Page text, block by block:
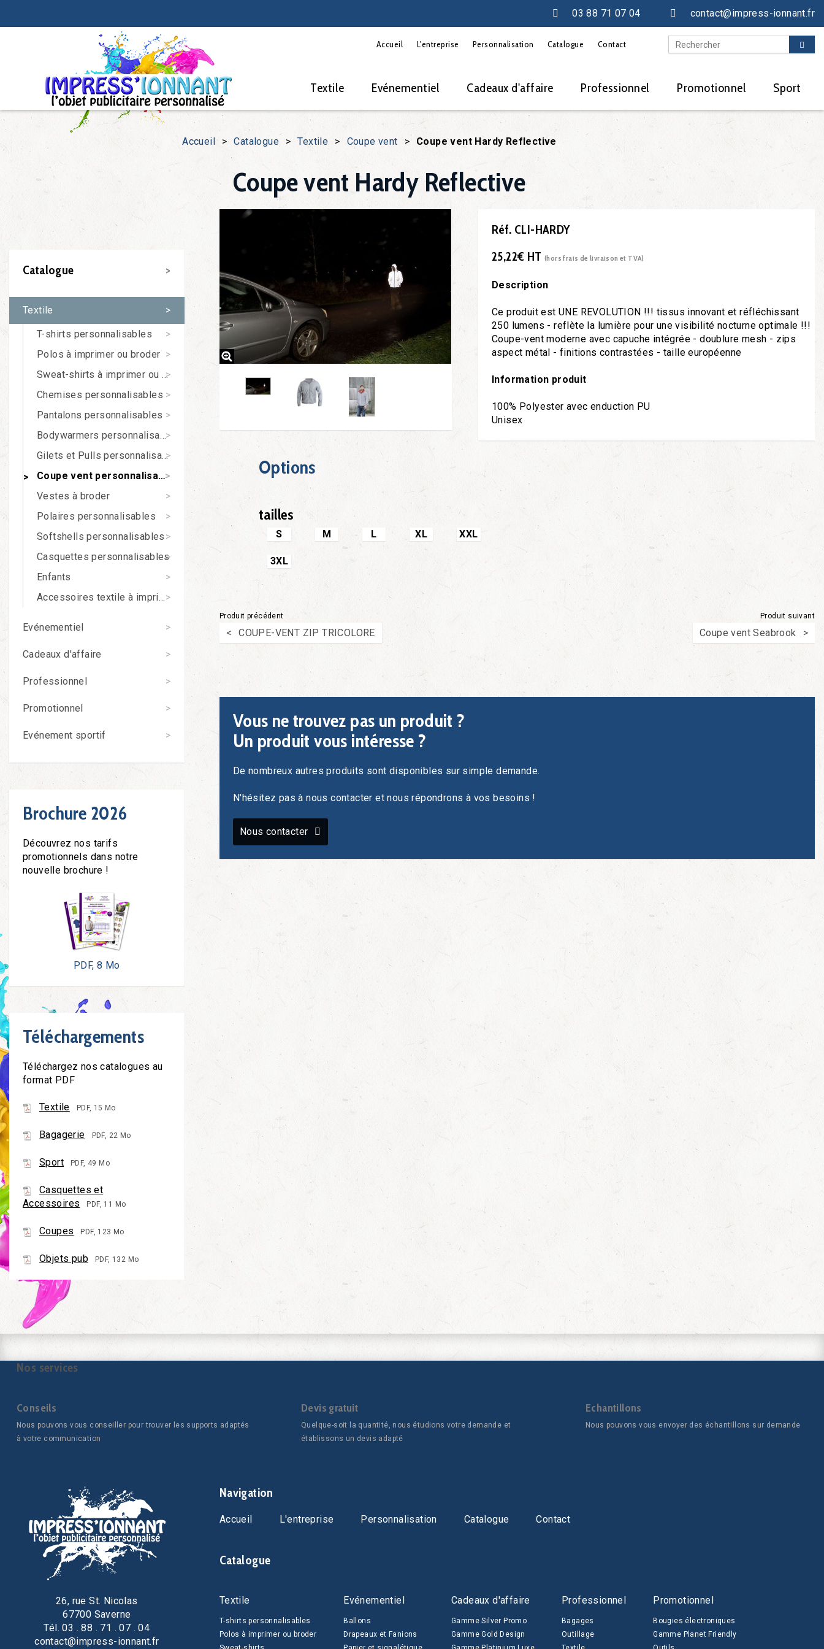
03 88 71 07 04 contact@impress-ionnant.fr
Accueil L'entreprise Personnalisation Catalogue Contact
Textile Evénementiel Cadeaux d'affaire Professionnel Promotionnel Sport
Accueil > Catalogue > Textile > Coupe vent > Coupe vent Hardy Reflective
Coupe vent Hardy Reflective
Réf. CLI-HARDY
25,22€ HT(hors frais de livraison et TVA)
Description
Ce produit est UNE REVOLUTION !!! tissus innovant et réfléchissant
250 lumens - reflète la lumière pour une visibilité nocturne optimale !!!
Coupe-vent moderne avec capuche intégrée - doublure mesh - zips
aspect métal - finitions contrastées - taille européenne
Information produit
100% Polyester avec enduction PU
Unisex
Options
tailles
S M L XL XXL
3XL
Produit précédent
COUPE-VENT ZIP TRICOLORE
Produit suivant
Coupe vent Seabrook
Vous ne trouvez pas un produit ?
Un produit vous intéresse ?
De nombreux autres produits sont disponibles sur simple demande.
N'hésitez pas à nous contacter et nous répondrons à vos besoins !
Nous contacter
Catalogue
Textile
T-shirts personnalisables
Polos à imprimer ou broder
Sweat-shirts à imprimer ou à broder
Chemises personnalisables
Pantalons personnalisables
Bodywarmers personnalisables
Gilets et Pulls personnalisables
Coupe vent personnalisable
Vestes à broder
Polaires personnalisables
Softshells personnalisables
Casquettes personnalisables
Enfants
Accessoires textile à imprimer
Evénementiel
Cadeaux d'affaire
Professionnel
Promotionnel
Evénement sportif
Brochure 2026
Découvrez nos tarifs
promotionnels dans notre
nouvelle brochure !
PDF, 8 Mo
Téléchargements
Téléchargez nos catalogues au
format PDF
Textile PDF, 15 Mo
Bagagerie PDF, 22 Mo
Sport PDF, 49 Mo
Casquettes et
Accessoires
PDF, 11 Mo
Coupes PDF, 123 Mo
Objets pub PDF, 132 Mo
Nos services
Conseils
Nous pouvons vous conseiller pour trouver les supports adaptés
à votre communication
Devis gratuit
Quelque-soit la quantité, nous étudions votre demande et
établissons un devis adapté
Echantillons
Nous pouvons vous envoyer des échantillons sur demande
26, rue St. Nicolas
67700 Saverne
Tél. 03 . 88 . 71 . 07 . 04
contact@impress-ionnant.fr
Navigation
Accueil L'entreprise Personnalisation Catalogue Contact
Catalogue
Textile
T-shirts personnalisables
Polos à imprimer ou broder
Evénementiel
Ballons
Drapeaux et Fanions
Cadeaux d'affaire
Gamme Silver Promo
Gamme Gold Design
Professionnel
Bagages
Outillage
Promotionnel
Bougies électroniques
Gamme Planet Friendly